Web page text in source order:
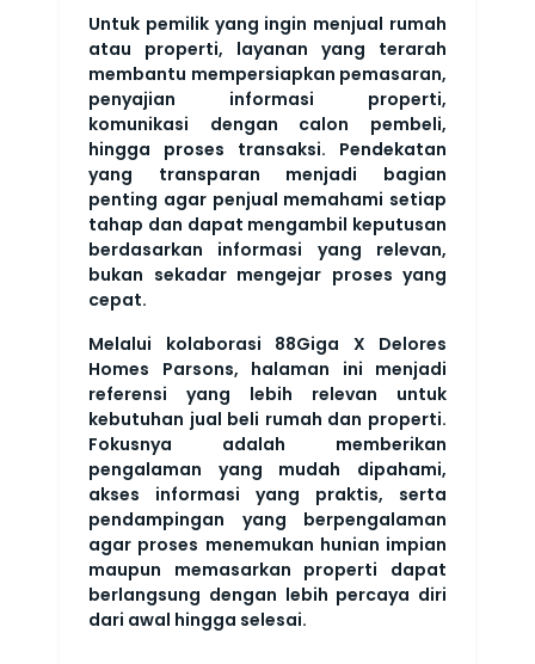
Untuk pemilik yang ingin menjual rumah
atau properti, layanan yang terarah
membantu mempersiapkan pemasaran,
penyajian informasi properti,
komunikasi dengan calon pembeli,
hingga proses transaksi. Pendekatan
yang transparan menjadi bagian
penting agar penjual memahami setiap
tahap dan dapat mengambil keputusan
berdasarkan informasi yang relevan,
bukan sekadar mengejar proses yang
cepat.
Melalui kolaborasi 88Giga X Delores
Homes Parsons, halaman ini menjadi
referensi yang lebih relevan untuk
kebutuhan jual beli rumah dan properti.
Fokusnya adalah memberikan
pengalaman yang mudah dipahami,
akses informasi yang praktis, serta
pendampingan yang berpengalaman
agar proses menemukan hunian impian
maupun memasarkan properti dapat
berlangsung dengan lebih percaya diri
dari awal hingga selesai.